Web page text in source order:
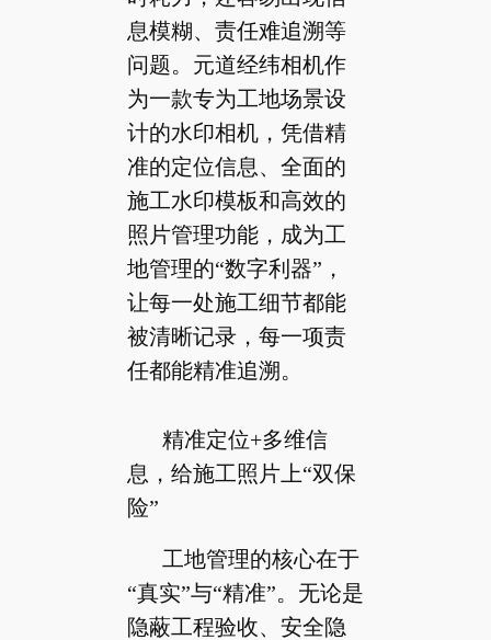
息模糊、责任难追溯等
问题。元道经纬相机作
为一款专为工地场景设
计的水印相机，凭借精
准的定位信息、全面的
施工水印模板和高效的
照片管理功能，成为工
地管理的“数字利器”，
让每一处施工细节都能
被清晰记录，每一项责
任都能精准追溯。
精准定位+多维信
息，给施工照片上“双保
险”
工地管理的核心在于
“真实”与“精准”。无论是
隐蔽工程验收、安全隐